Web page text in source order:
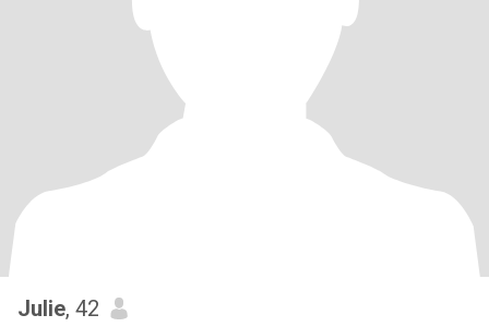
Julie, 42